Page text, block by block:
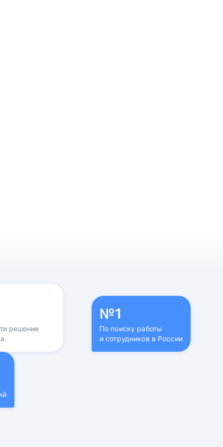
решение
№1
По поиску работы
и сотрудников в России